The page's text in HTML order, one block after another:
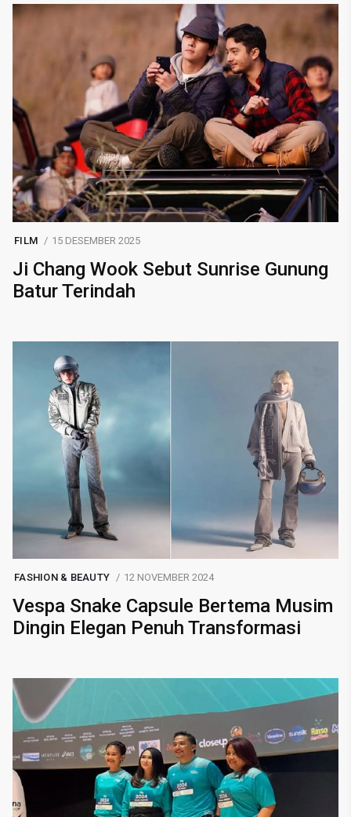
FILM 15 DESEMBER 2025
Ji Chang Wook Sebut Sunrise Gunung
Batur Terindah
FASHION & BEAUTY 12 NOVEMBER 2024
Vespa Snake Capsule Bertema Musim
Dingin Elegan Penuh Transformasi